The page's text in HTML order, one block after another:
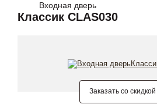
Входная дверь
Классик CLAS030
Заказать со скидкой